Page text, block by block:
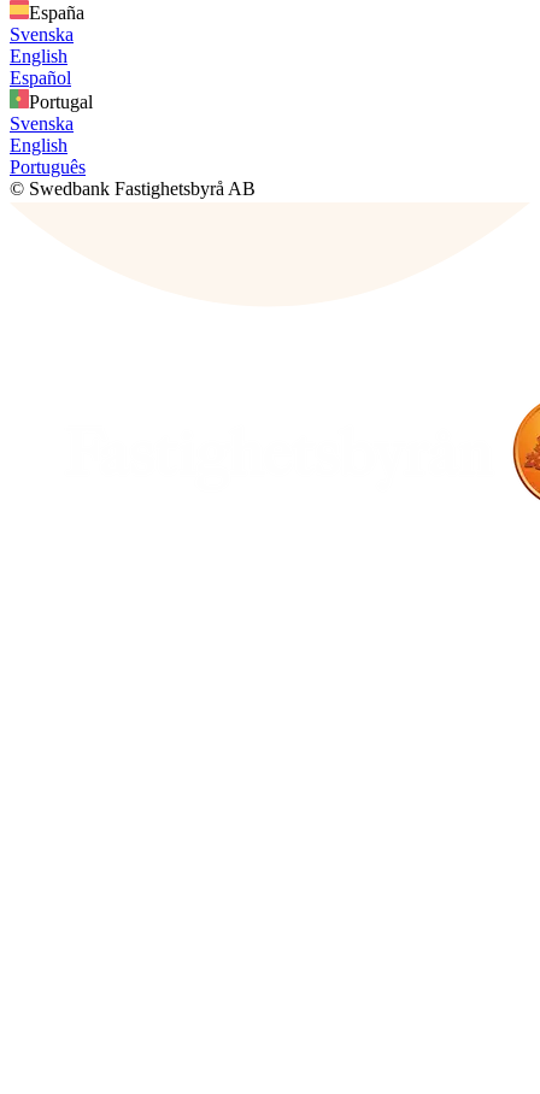
España
Svenska
English
Español
Portugal
Svenska
English
Português
© Swedbank Fastighetsbyrå AB